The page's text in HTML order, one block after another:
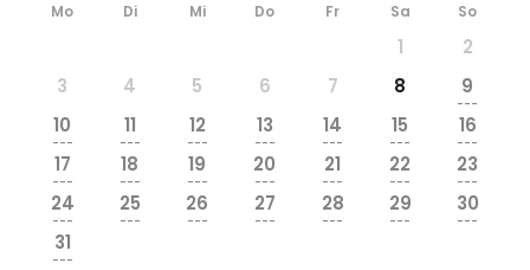
Mo Di Mi Do Fr Sa So
1
2
3
4 5 6 7 8 9
---
10
---
11
---
12
---
13
---
14
---
15
---
16
---
17
---
18
---
19
---
20
---
21
---
22
---
23
---
24
---
25
---
26
---
27
---
28
---
29
---
30
---
31
---